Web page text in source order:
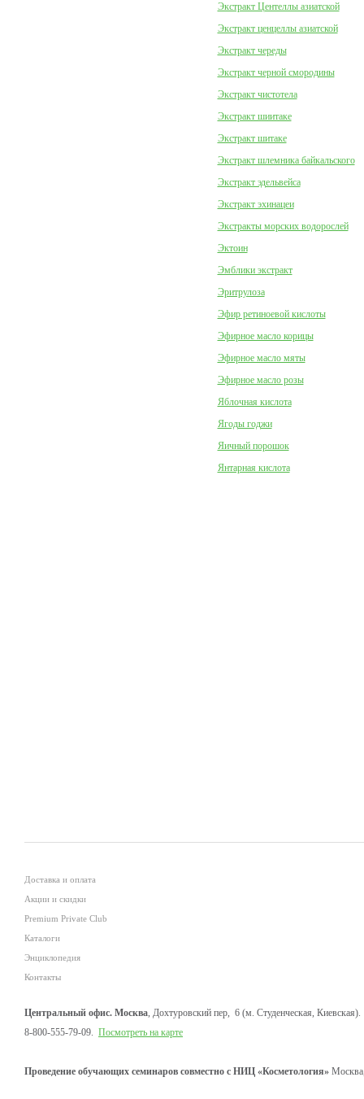
Экстракт Центеллы азиатской
Экстракт ценцеллы азиатской
Экстракт череды
Экстракт черной смородины
Экстракт чистотела
Экстракт шиитаке
Экстракт шитаке
Экстракт шлемника байкальского
Экстракт эдельвейса
Экстракт эхинацеи
Экстракты морских водорослей
Эктоин
Эмблики экстракт
Эритрулоза
Эфир ретиноевой кислоты
Эфирное масло корицы
Эфирное масло мяты
Эфирное масло розы
Яблочная кислота
Ягоды годжи
Яичный порошок
Янтарная кислота
Доставка и оплата
Акции и скидки
Premium Private Club
Каталоги
Энциклопедия
Контакты
Центральный офис. Москва, Дохтуровский пер, 6 (м. Студенческая, Киевская).
8-800-555-79-09. Посмотреть на карте
Проведение обучающих семинаров совместно с НИЦ «Косметология»